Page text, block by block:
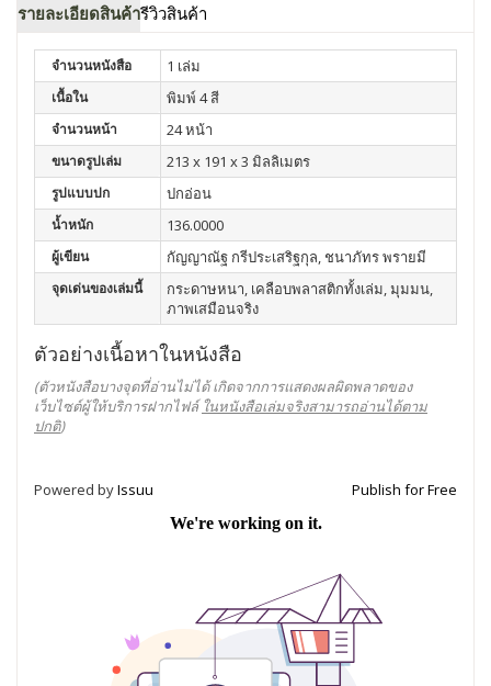
รายละเอียดสินค้ารีวิวสินค้า
จำนวนหนังสือ 1 เล่ม
เนื้อใน พิมพ์ 4 สี
จำนวนหน้า 24 หน้า
ขนาดรูปเล่ม 213 x 191 x 3 มิลลิเมตร
รูปแบบปก ปกอ่อน
น้ำหนัก 136.0000
ผู้เขียน กัญญาณัฐ กรีประเสริฐกุล, ชนาภัทร พรายมี
จุดเด่นของเล่มนี้
กระดาษหนา, เคลือบพลาสติกทั้งเล่ม, มุมมน,
ภาพเสมือนจริง
ตัวอย่างเนื้อหาในหนังสือ
(ตัวหนังสือบางจุดที่อ่านไม่ได้ เกิดจากการแสดงผลผิดพลาดของ
เว็บไซต์ผู้ให้บริการฝากไฟล์ ในหนังสือเล่มจริงสามารถอ่านได้ตาม
ปกติ)
Powered byIssuu Publish for Free